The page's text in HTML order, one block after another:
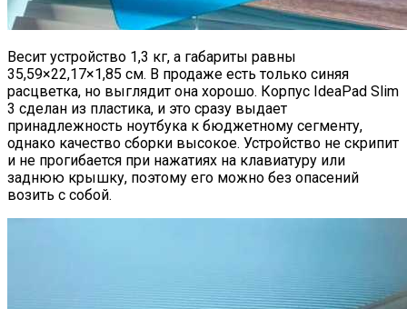
Весит устройство 1,3 кг, а габариты равны
35,59×22,17×1,85 см. В продаже есть только синяя
расцветка, но выглядит она хорошо. Корпус IdeaPad Slim
3 сделан из пластика, и это сразу выдает
принадлежность ноутбука к бюджетному сегменту,
однако качество сборки высокое. Устройство не скрипит
и не прогибается при нажатиях на клавиатуру или
заднюю крышку, поэтому его можно без опасений
возить с собой.